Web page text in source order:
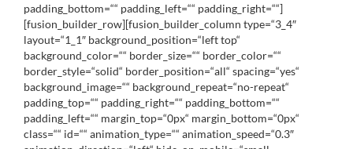
padding_bottom=““ padding_left=““ padding_right=““]
[fusion_builder_row][fusion_builder_column type=“3_4″
layout=“1_1″ background_position=“left top“
background_color=““ border_size=““ border_color=““
border_style=“solid“ border_position=“all“ spacing=“yes“
background_image=““ background_repeat=“no-repeat“
padding_top=““ padding_right=““ padding_bottom=““
padding_left=““ margin_top=“0px“ margin_bottom=“0px“
class=““ id=““ animation_type=““ animation_speed=“0.3″